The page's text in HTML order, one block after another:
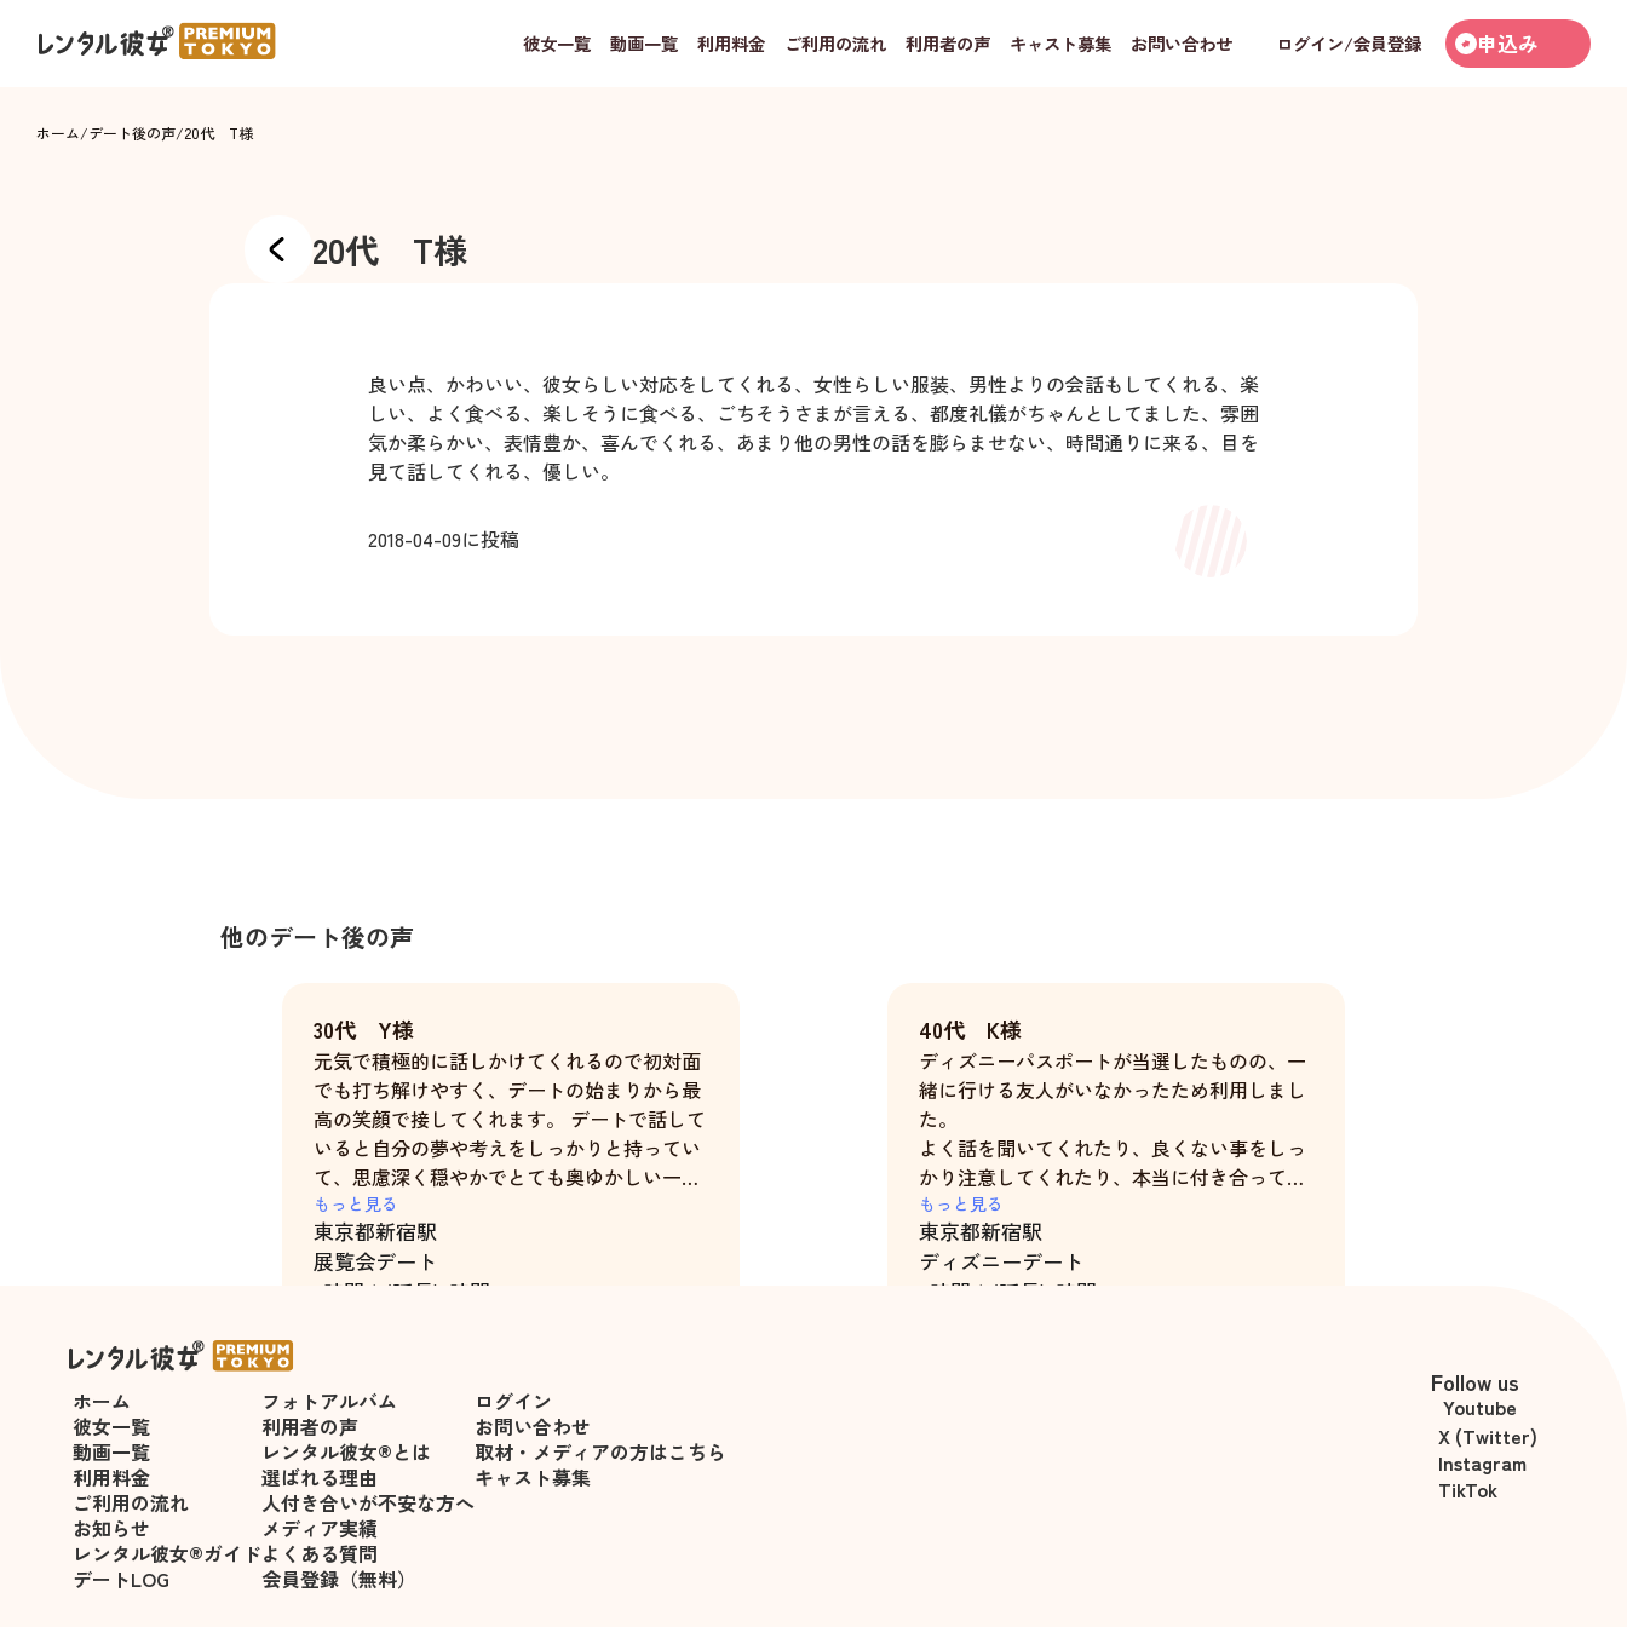
彼女一覧 動画一覧 利用料金 ご利用の流れ 利用者の声 キャスト募集 お問い合わせ ログイン/会員登録 申込み
ホーム/デート後の声/20代 T様
20代 T様
良い点、かわいい、彼女らしい対応をしてくれる、女性らしい服装、男性よりの会話もしてくれる、楽
しい、よく食べる、楽しそうに食べる、ごちそうさまが言える、都度礼儀がちゃんとしてました、雰囲
気か柔らかい、表情豊か、喜んでくれる、あまり他の男性の話を膨らませない、時間通りに来る、目を
見て話してくれる、優しい。
2018-04-09に投稿
他のデート後の声
30代 Y様
元気で積極的に話しかけてくれるので初対面
でも打ち解けやすく、デートの始まりから最
高の笑顔で接してくれます。 デートで話して
いると自分の夢や考えをしっかりと持ってい
て、思慮深く穏やかでとても奥ゆかしい一面
もある、何度も逢いたいと思ってしまう素敵
な女性だと思いました。
もっと見る
東京都新宿駅
展覧会デート
5時間＋(延長)1時間
40代 K様
ディズニーパスポートが当選したものの、一
緒に行ける友人がいなかったため利用しまし
た。
よく話を聞いてくれたり、良くない事をしっ
かり注意してくれたり、本当に付き合ってい
るように接して頂いてありがとうございまし
た。
もっと見る
東京都新宿駅
ディズニーデート
7時間＋(延長)1時間
ホーム
彼女一覧
動画一覧
利用料金
ご利用の流れ
お知らせ
レンタル彼女®ガイド
デートLOG
フォトアルバム
利用者の声
レンタル彼女®とは
選ばれる理由
人付き合いが不安な方へ
メディア実績
よくある質問
会員登録（無料）
ログイン
お問い合わせ
取材・メディアの方はこちら
キャスト募集
Follow us
Youtube
X (Twitter)
Instagram
TikTok